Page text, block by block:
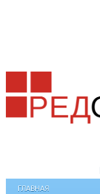
ГЛАВНАЯ